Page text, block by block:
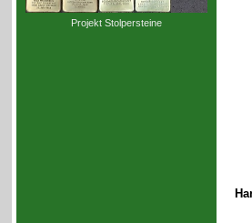
Projekt Stolpersteine